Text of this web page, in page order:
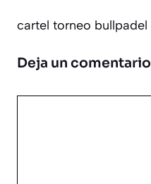
cartel torneo bullpadel
Deja un comentario